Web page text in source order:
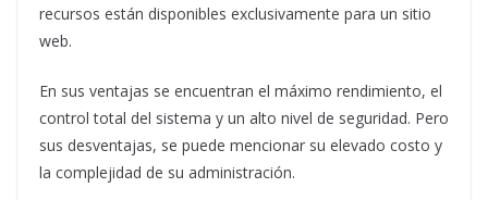
recursos están disponibles exclusivamente para un sitio
web.
En sus ventajas se encuentran el máximo rendimiento, el
control total del sistema y un alto nivel de seguridad. Pero
sus desventajas, se puede mencionar su elevado costo y
la complejidad de su administración.